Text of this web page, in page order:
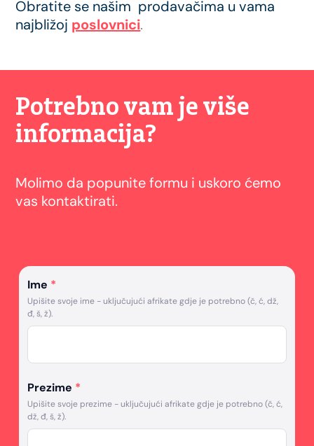
Obratite se našim prodavačima u vama
najbližoj poslovnici.
Potrebno vam je više
informacija?
Molimo da popunite formu i uskoro ćemo
vas kontaktirati.
Ime *
Upišite svoje ime - uključujući afrikate gdje je potrebno (č, ć, dž,
đ, š, ž).
Prezime *
Upišite svoje prezime - uključujući afrikate gdje je potrebno (č, ć,
dž, đ, š, ž).